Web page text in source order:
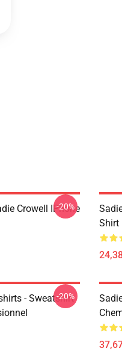
Crowell IPhone
-20%
Shirt
- Sweatshirt
-20%